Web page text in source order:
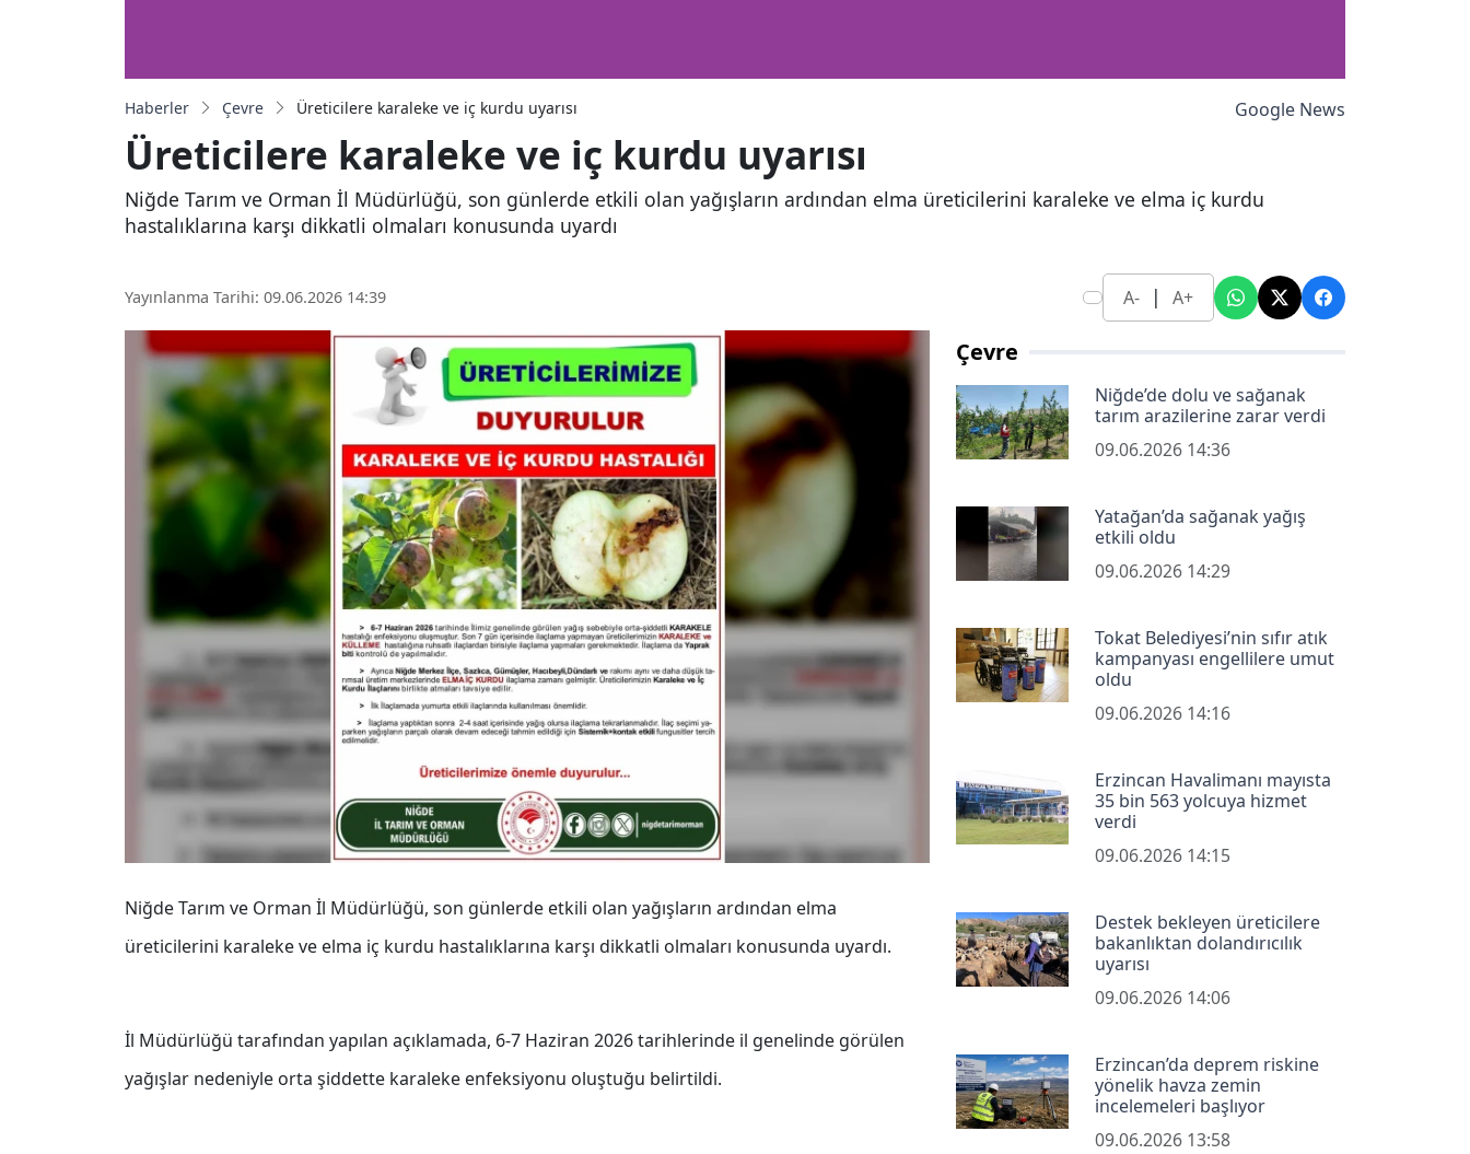
Haberler Çevre Üreticilere karaleke ve iç kurdu uyarısı Google News
Üreticilere karaleke ve iç kurdu uyarısı
Niğde Tarım ve Orman İl Müdürlüğü, son günlerde etkili olan yağışların ardından elma üreticilerini karaleke ve elma iç kurdu
hastalıklarına karşı dikkatli olmaları konusunda uyardı
Yayınlanma Tarihi: 09.06.2026 14:39 A- | A+
Niğde Tarım ve Orman İl Müdürlüğü, son günlerde etkili olan yağışların ardından elma
üreticilerini karaleke ve elma iç kurdu hastalıklarına karşı dikkatli olmaları konusunda uyardı.
İl Müdürlüğü tarafından yapılan açıklamada, 6-7 Haziran 2026 tarihlerinde il genelinde görülen
yağışlar nedeniyle orta şiddette karaleke enfeksiyonu oluştuğu belirtildi.
Çevre
Niğde’de dolu ve sağanak
tarım arazilerine zarar verdi
09.06.2026 14:36
Yatağan’da sağanak yağış
etkili oldu
09.06.2026 14:29
Tokat Belediyesi’nin sıfır atık
kampanyası engellilere umut
oldu
09.06.2026 14:16
Erzincan Havalimanı mayısta
35 bin 563 yolcuya hizmet
verdi
09.06.2026 14:15
Destek bekleyen üreticilere
bakanlıktan dolandırıcılık
uyarısı
09.06.2026 14:06
Erzincan’da deprem riskine
yönelik havza zemin
incelemeleri başlıyor
09.06.2026 13:58